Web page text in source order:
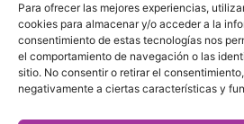
Para ofrecer las mejores experiencias,
cookies para almacenar y/o acceder a la
consentimiento de estas tecnologías nos
el comportamiento de navegación o las
sitio. No consentir o retirar el
negativamente a ciertas características y
SOBRE
En Marketin.es encontrarás la
información sobre el mundo del